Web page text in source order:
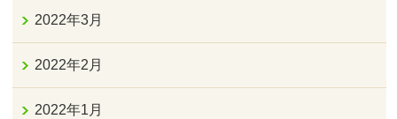
2022年3月
2022年2月
2022年1月